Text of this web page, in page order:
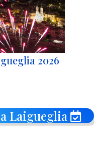
2026
Laigueglia